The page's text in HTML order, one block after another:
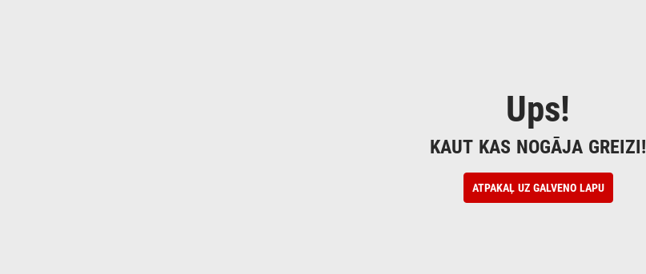
Ups!
KAUT KAS NOGĀJA GREIZI!
ATPAKAĻ UZ GALVENO LAPU